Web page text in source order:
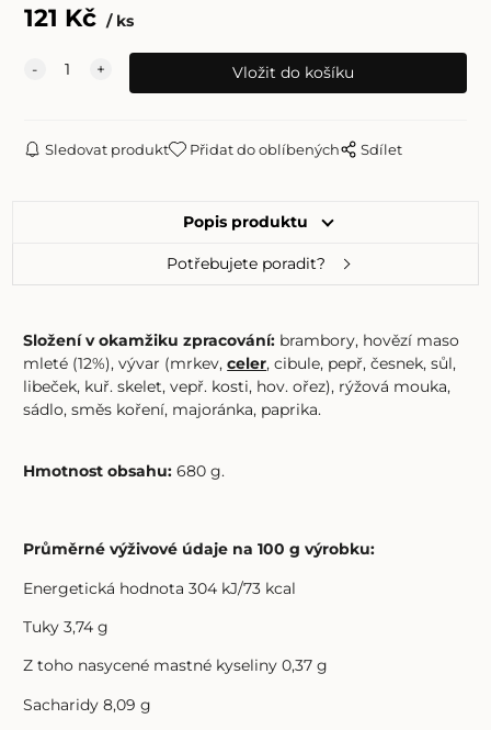
121 Kč ks
Sledovat produkt Přidat do oblíbených Sdílet
Popis produktu
Potřebujete poradit?
Složení v okamžiku zpracování: brambory, hovězí maso
mleté (12%), vývar (mrkev,celer, cibule, pepř, česnek, sůl,
libeček, kuř. skelet, vepř. kosti, hov. ořez), rýžová mouka,
sádlo, směs koření, majoránka, paprika.
Hmotnost obsahu: 680 g.
Průměrné výživové údaje na 100 g výrobku:
Energetická hodnota 304 kJ/73 kcal
Tuky 3,74 g
Z toho nasycené mastné kyseliny 0,37 g
Sacharidy 8,09 g